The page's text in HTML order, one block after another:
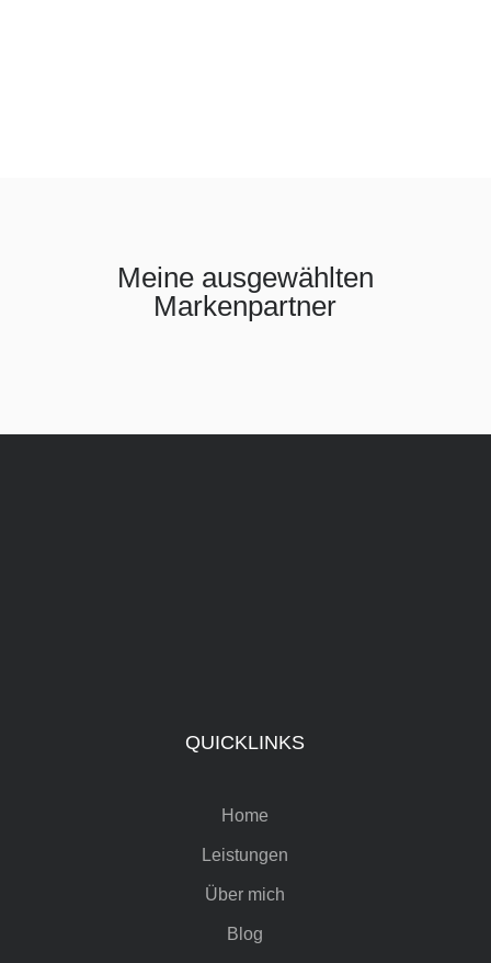
Meine ausgewählten
Markenpartner
QUICKLINKS
Home
Leistungen
Über mich
Blog